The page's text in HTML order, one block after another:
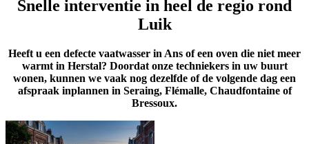
Snelle interventie in heel de regio rond
Luik
Heeft u een defecte vaatwasser in Ans of een oven die niet meer
warmt in Herstal? Doordat onze techniekers in uw buurt
wonen, kunnen we vaak nog dezelfde of de volgende dag een
afspraak inplannen in Seraing, Flémalle, Chaudfontaine of
Bressoux.